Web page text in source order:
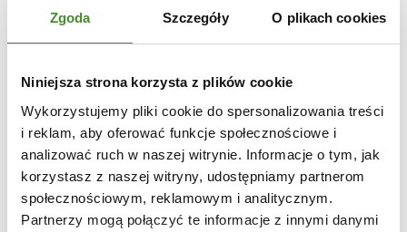
Zgoda Szczegóły O plikach cookies
Niniejsza strona korzysta z plików cookie
Wykorzystujemy pliki cookie do spersonalizowania treści
i reklam, aby oferować funkcje społecznościowe i
analizować ruch w naszej witrynie. Informacje o tym, jak
korzystasz z naszej witryny, udostępniamy partnerom
społecznościowym, reklamowym i analitycznym.
Partnerzy mogą połączyć te informacje z innymi danymi
całkowicie odmienić charakter wnętrza. Ich największym
pomieszczenie zyskuje dostęp do światła, zachowując
przy tym niezbędną intymność. Ta wyjątkowa cecha
sprawia, że model Prestige PL idealnie odnajduje się w
aranżacjach minimalistycznych, skandynawskich czy
industrialnych, gdzie liczy się równowaga między
estetyką a funkcjonalnością.